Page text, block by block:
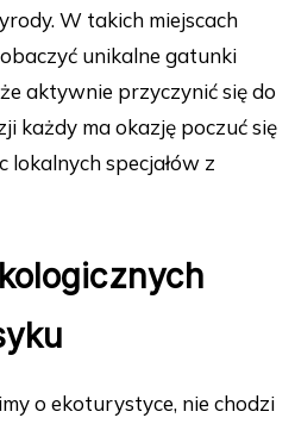
W takich miejscach
unikalne gatunki
aktywnie przyczynić się do
każdy ma okazję poczuć się
lokalnych specjałów z
o ekoturystyce, nie chodzi